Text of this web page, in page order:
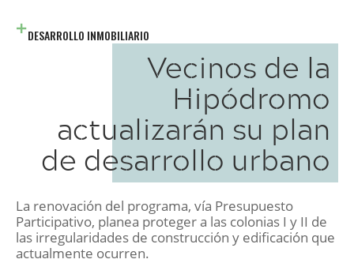
DESARROLLO INMOBILIARIO
Vecinos de la
Hipódromo
actualizarán su plan
de desarrollo urbano
La renovación del programa, vía Presupuesto
Participativo, planea proteger a las colonias I y II de
las irregularidades de construcción y edificación que
actualmente ocurren.